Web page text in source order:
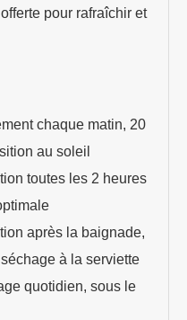
pour rafraîchir et
chaque matin, 20
au soleil
toutes les 2 heures
après la baignade,
à la serviette
quotidien, sous le